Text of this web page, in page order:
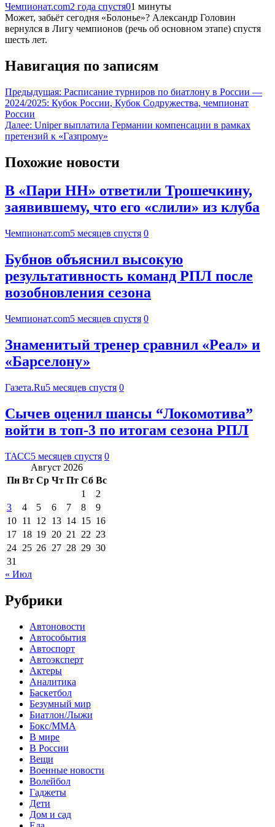
Чемпионат.com2 года спустя01 минуты
Может, забьёт сегодня «Болонье»? Александр Головин
вернулся в Лигу чемпионов (речь об основном этапе) спустя
шесть лет.
Навигация по записям
Предыдущая: Расписание турниров по биатлону в России —
2024/2025: Кубок России, Кубок Содружества, чемпионат
России
Далее: Uniper выплатила Германии компенсации в рамках
претензий к «Газпрому»
Похожие новости
В «Пари НН» ответили Трошечкину,
заявившему, что его «слили» из клуба
Чемпионат.com5 месяцев спустя 0
Бубнов объяснил высокую
результативность команд РПЛ после
возобновления сезона
Чемпионат.com5 месяцев спустя 0
Знаменитый тренер сравнил «Реал» и
«Барселону»
Газета.Ru5 месяцев спустя 0
Сычев оценил шансы “Локомотива”
войти в топ-3 по итогам сезона РПЛ
ТАСС5 месяцев спустя 0
Август 2026
Пн Вт Ср Чт Пт Сб Вс
1
2
3
4 5 6 7 8
9
10 11 12 13 14 15 16
17 18 19 20 21 22 23
24 25 26 27 28 29 30
31
« Июл
Рубрики
Автоновости
Автособытия
Автоспорт
Автоэксперт
Актеры
Аналитика
Баскетбол
Безумный мир
Биатлон/Лыжи
Бокс/MMA
В мире
В России
Вещи
Военные новости
Волейбол
Гаджеты
Дети
Дом и сад